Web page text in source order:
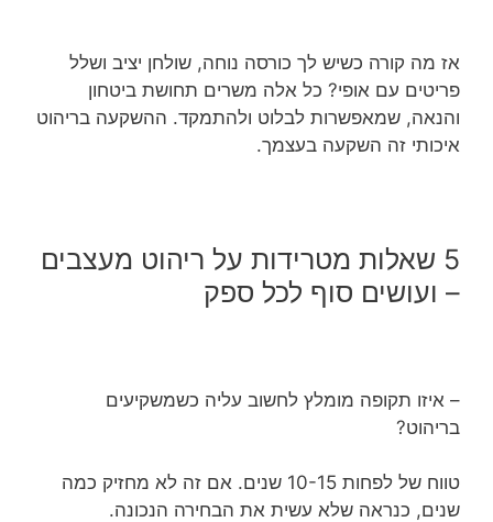
אז מה קורה כשיש לך כורסה נוחה, שולחן יציב ושלל
פריטים עם אופי? כל אלה משרים תחושת ביטחון
והנאה, שמאפשרות לבלוט ולהתמקד. ההשקעה בריהוט
איכותי זה השקעה בעצמך.
5 שאלות מטרידות על ריהוט מעצבים
– ועושים סוף לכל ספק
– איזו תקופה מומלץ לחשוב עליה כשמשקיעים
בריהוט?
טווח של לפחות 10-15 שנים. אם זה לא מחזיק כמה
שנים, כנראה שלא עשית את הבחירה הנכונה.